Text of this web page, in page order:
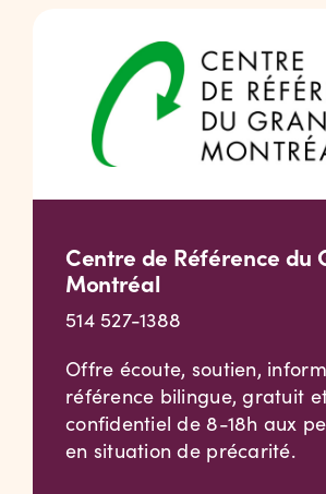
Centre de Référence du
Montréal
514 527-1388
Offre écoute, soutien,
référence bilingue, gratuit
confidentiel de 8-18h aux
en situation de précarité.